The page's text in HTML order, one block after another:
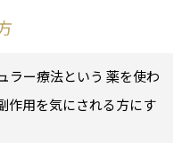
ラー療法という 薬を使わ
作用を気にされる方にす